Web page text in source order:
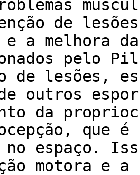
de
e a melhora
pelo
de lesões,
outros
da
que é
no espaço.
motora e